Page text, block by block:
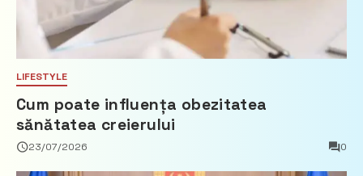
LIFESTYLE
Cum poate influența obezitatea
sănătatea creierului
23/07/2026 0